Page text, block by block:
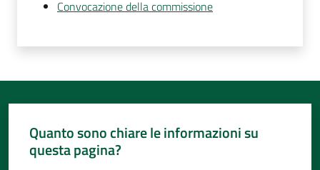
Convocazione della commissione
Quanto sono chiare le informazioni su
questa pagina?